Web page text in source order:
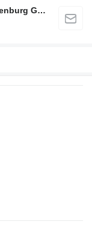
AGRAVIS Technik Sachsen-Anhalt/Brandenburg GmbH